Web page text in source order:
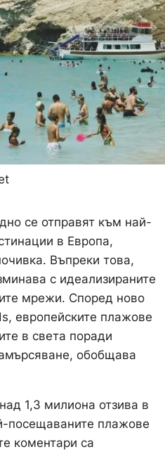
се отправят към най-
в Европа,
Въпреки това,
с идеализираните
мрежи. Според ново
европейските плажове
в света поради
обобщава
1,3 милиона отзива в
посещаваните плажове
коментари са